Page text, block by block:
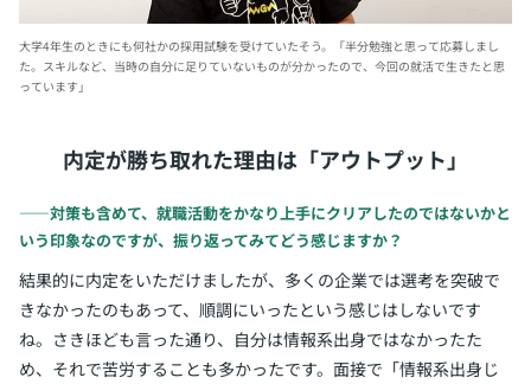
大学4年生のときにも何社かの採用試験を受けていたそう。「半分勉強と思って応募しまし
た。スキルなど、当時の自分に足りていないものが分かったので、今回の就活で生きたと思
っています」
内定が勝ち取れた理由は「アウトプット」
――対策も含めて、就職活動をかなり上手にクリアしたのではないかと
いう印象なのですが、振り返ってみてどう感じますか？
結果的に内定をいただけましたが、多くの企業では選考を突破で
きなかったのもあって、順調にいったという感じはしないです
ね。さきほども言った通り、自分は情報系出身ではなかったた
め、それで苦労することも多かったです。面接で「情報系出身じ